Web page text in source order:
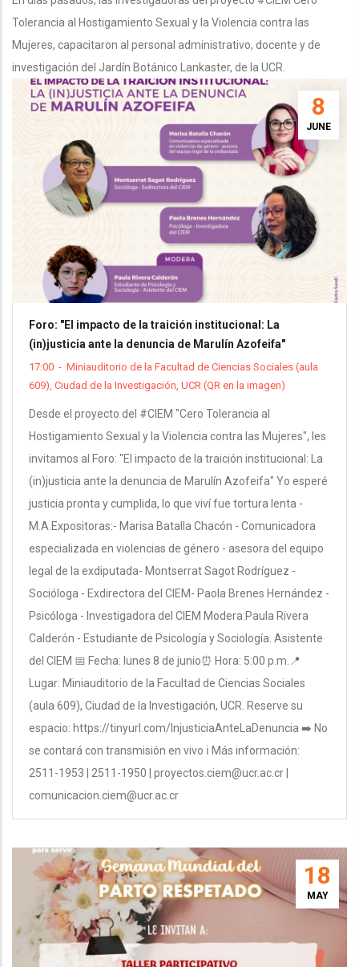
Tolerancia al Hostigamiento Sexual y la Violencia contra las
Mujeres, capacitaron al personal administrativo, docente y de
investigación del Jardín Botánico Lankaster, de la UCR.
8
JUNE
Foro: "El impacto de la traición institucional: La
(in)justicia ante la denuncia de Marulín Azofeifa"
17:00 - Miniauditorio de la Facultad de Ciencias Sociales (aula
609), Ciudad de la Investigación, UCR (QR en la imagen)
Desde el proyecto del #CIEM "Cero Tolerancia al
Hostigamiento Sexual y la Violencia contra las Mujeres", les
invitamos al Foro: "El impacto de la traición institucional: La
(in)justicia ante la denuncia de Marulín Azofeifa" Yo esperé
justicia pronta y cumplida, lo que viví fue tortura lenta -
M.A.Expositoras:- Marisa Batalla Chacón - Comunicadora
especializada en violencias de género - asesora del equipo
legal de la exdiputada- Montserrat Sagot Rodríguez -
Socióloga - Exdirectora del CIEM- Paola Brenes Hernández -
Psicóloga - Investigadora del CIEM Modera:Paula Rivera
Calderón - Estudiante de Psicología y Sociología. Asistente
del CIEM 📅 Fecha: lunes 8 de junio⏰ Hora: 5:00 p.m.📍
Lugar: Miniauditorio de la Facultad de Ciencias Sociales
(aula 609), Ciudad de la Investigación, UCR. Reserve su
espacio: https://tinyurl.com/InjusticiaAnteLaDenuncia ➡️ No
se contará con transmisión en vivo ℹ️ Más información:
2511-1953 | 2511-1950 | proyectos.ciem@ucr.ac.cr |
comunicacion.ciem@ucr.ac.cr
18
MAY